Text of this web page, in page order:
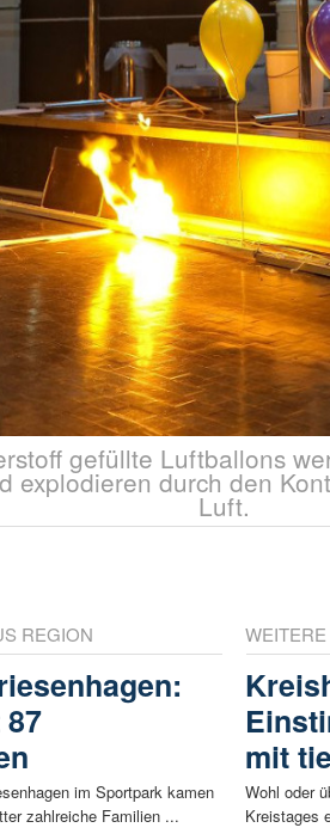
gefüllte Luftballons
explodieren durch den
Luft.
REGION
im Sportpark kamen
zahlreiche Familien ...
mit
Wohl oder
Kreistages